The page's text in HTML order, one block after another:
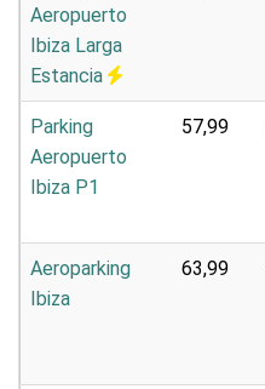
Aeropuerto
Ibiza Larga
Estancia
Parking
Aeropuerto
Ibiza P1
57,99
Aeroparking
Ibiza
63,99